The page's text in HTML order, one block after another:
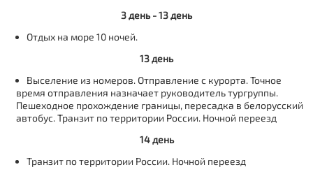
3 день - 13 день
Отдых на море 10 ночей.
13 день
Выселение из номеров. Отправление с курорта. Точное
время отправления назначает руководитель тургруппы.
Пешеходное прохождение границы, пересадка в белорусский
автобус. Транзит по территории России. Ночной переезд
14 день
Транзит по территории России. Ночной переезд